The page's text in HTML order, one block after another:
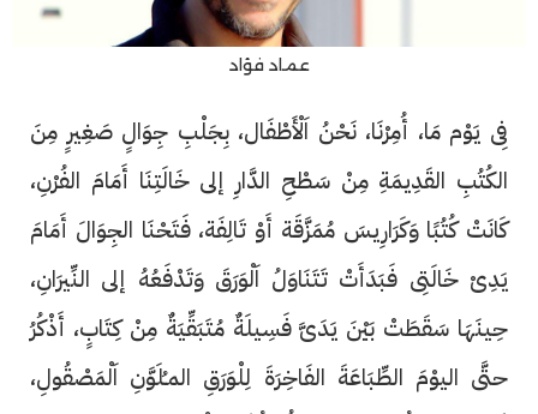
عماد فؤاد
فِى يَوْم مَا، أُمِرْنَا، نَحْنُ اَلْأَطْفَال، بِجَلْبِ جِوَالٍ صَغِيرٍ مِنَ
الكُتُبِ القَدِيمَةِ مِنْ سَطْحِ الدَّارِ إلى خَالَتِنَا أَمَامَ الفُرْنِ،
كَانَتْ كُتُبًا وَكَرَارِيسَ مُمَزَّقَة أَوْ تَالِفَة، فَتَحْنَا الجِوَالَ أَمَامَ
يَدِىْ خَالَتِى فَبَدَأَتْ تَتَنَاوَلُ اَلْوَرَقَ وَتَدْفَعُهُ إلى النِّيرَانِ،
حِينَهَا سَقَطَتْ بَيْنَ يَدَىَّ فَسِيلَةٌ مُتَبَقِّيَةٌ مِنْ كِتَابٍ، أَذْكُرُ
حتَّى اليوْمَ الطِّبَاعَةَ الفَاخِرَةَ لِلْوَرَقِ المـُلَوَّنِ اَلْمَصْقُولِ،